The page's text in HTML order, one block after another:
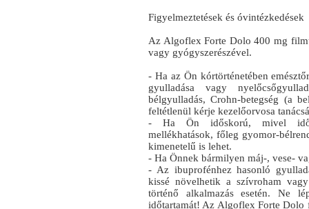
Figyelmeztetések és óvintézkedések
Az Algoflex Forte Dolo 400 mg
vagy gyógyszerészével.
- Ha az Ön kórtörténetében
gyulladása vagy
bélgyulladás, Crohn-betegség (a
feltétlenül kérje kezelőorvosa
- Ha Ön időskorú, mivel idős
mellékhatások, főleg
kimenetelű is lehet.
- Ha Önnek bármilyen máj-, vese-
- Az ibuprofénhez hasonló
kissé növelhetik a szívroham
történő alkalmazás esetén. Ne
időtartamát! Az Algoflex Forte Dolo